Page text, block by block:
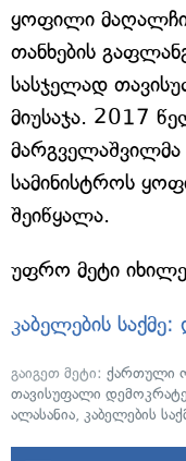
ყოფილი
თანხების
სასჯელად
მიუსაჯა. 2017
სამინისტროს
შეიწყალა.
უფრო მეტი
კაბელების
გაიგეთ მეტი: ქართული
თავისუფალი
ალასანია, კაბელების